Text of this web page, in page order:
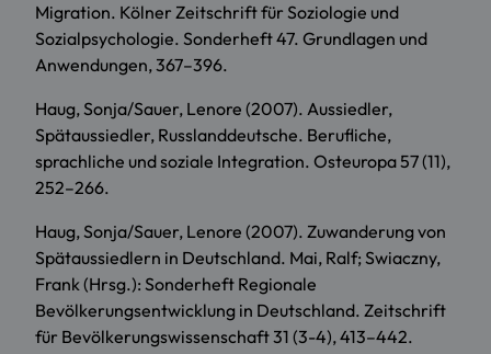
Migration. Kölner Zeitschrift für Soziologie und
Sozialpsychologie. Sonderheft 47. Grundlagen und
Anwendungen, 367–396.
Haug, Sonja/Sauer, Lenore (2007). Aussiedler,
Spätaussiedler, Russlanddeutsche. Berufliche,
sprachliche und soziale Integration. Osteuropa 57 (11),
252–266.
Haug, Sonja/Sauer, Lenore (2007). Zuwanderung von
Spätaussiedlern in Deutschland. Mai, Ralf; Swiaczny,
Frank (Hrsg.): Sonderheft Regionale
Bevölkerungsentwicklung in Deutschland. Zeitschrift
für Bevölkerungswissenschaft 31 (3-4), 413–442.